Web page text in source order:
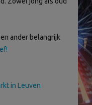
ander belangrijk
in Leuven